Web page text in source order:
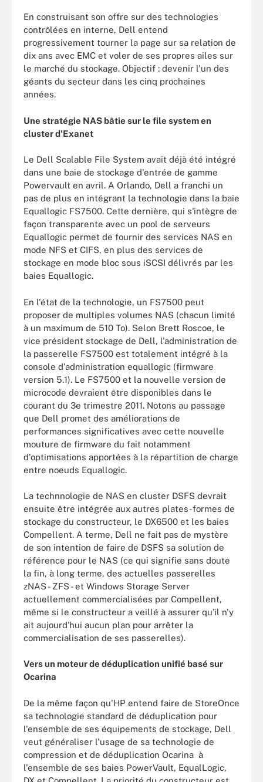
En construisant son offre sur des technologies
contrôlées en interne, Dell entend
progressivement tourner la page sur sa relation de
dix ans avec EMC et voler de ses propres ailes sur
le marché du stockage. Objectif : devenir l'un des
géants du secteur dans les cinq prochaines
années.
Une stratégie NAS bâtie sur le file system en
cluster d'Exanet
Le Dell Scalable File System avait déjà été intégré
dans une baie de stockage d'entrée de gamme
Powervault en avril. A Orlando, Dell a franchi un
pas de plus en intégrant la technologie dans la baie
Equallogic FS7500. Cette dernière, qui s'intègre de
façon transparente avec un pool de serveurs
Equallogic permet de fournir des services NAS en
mode NFS et CIFS, en plus des services de
stockage en mode bloc sous iSCSI délivrés par les
baies Equallogic.
En l'état de la technologie, un FS7500 peut
proposer de multiples volumes NAS (chacun limité
à un maximum de 510 To). Selon Brett Roscoe, le
vice président stockage de Dell, l'administration de
la passerelle FS7500 est totalement intégré à la
console d'administration equallogic (firmware
version 5.1). Le FS7500 et la nouvelle version de
microcode devraient être disponibles dans le
courant du 3e trimestre 2011. Notons au passage
que Dell promet des améliorations de
performances significatives avec cette nouvelle
mouture de firmware du fait notamment
d'optimisations apportées à la répartition de charge
entre noeuds Equallogic.
La technnologie de NAS en cluster DSFS devrait
ensuite être intégrée aux autres plates-formes de
stockage du constructeur, le DX6500 et les baies
Compellent. A terme, Dell ne fait pas de mystère
de son intention de faire de DSFS sa solution de
référence pour le NAS (ce qui signifie sans doute
la fin, à long terme, des actuelles passerelles
zNAS - ZFS - et Windows Storage Server
actuellement commercialisées par Compellent,
même si le constructeur a veillé à assurer qu'il n'y
ait aujourd'hui aucun plan pour arrêter la
commercialisation de ses passerelles).
Vers un moteur de déduplication unifié basé sur
Ocarina
De la même façon qu'HP entend faire de StoreOnce
sa technologie standard de déduplication pour
l'ensemble de ses équipements de stockage, Dell
veut généraliser l'usage de sa technologie de
compression et de déduplication Ocarina à
l'ensemble de ses baies PowerVault, EqualLogic,